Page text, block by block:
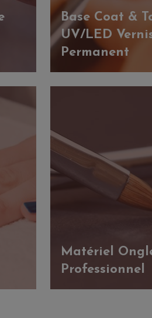
Base Coat &
UV/LED
Permanent
Matériel
Professionnel